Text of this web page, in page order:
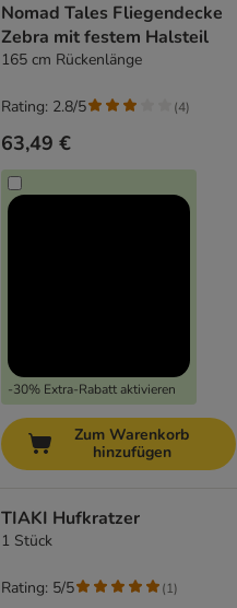
Nomad Tales Fliegendecke
Zebra mit festem Halsteil
165 cm Rückenlänge
63,49 €
-30% Extra-Rabatt aktivieren
Rating: 2.8/5 (4)
Zum Warenkorb
hinzufügen
TIAKI Hufkratzer
1 Stück
Rating: 5/5 (1)